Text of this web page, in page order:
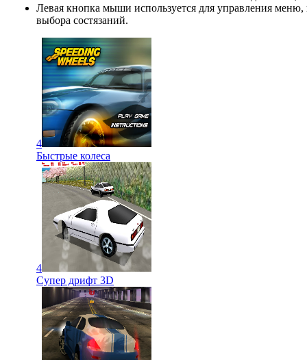
Левая кнопка мыши используется для управления
выбора состязаний.
4
Быстрые колеса
4
Супер дрифт 3D